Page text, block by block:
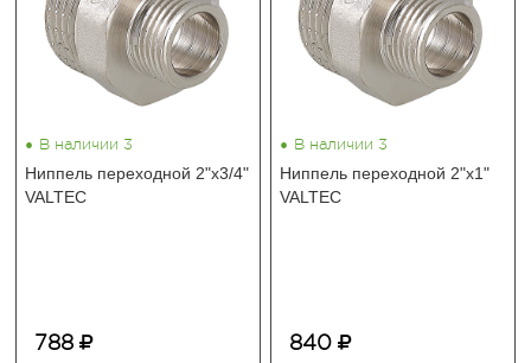
• В наличии 3
Ниппель переходной 2"х3/4"
VALTEC
788
• В наличии 3
Ниппель переходной 2"х1"
VALTEC
840